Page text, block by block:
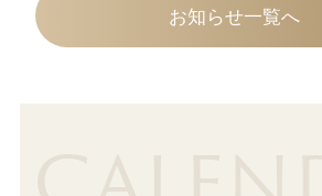
お知らせ一覧へ